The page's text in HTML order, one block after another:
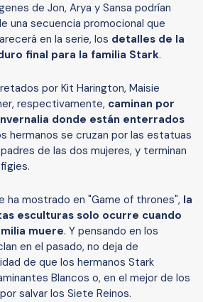
de Jon, Arya y Sansa podrían
una secuencia promocional que
en la serie, los detalles de la
final para la familia Stark.
por Kit Harington, Maisie
respectivamente, caminan por
donde están enterrados
hermanos se cruzan por las estatuas
de las dos mujeres, y terminan
ha mostrado en "Game of thrones", la
esculturas solo ocurre cuando
muere. Y pensando en los
en el pasado, no deja de
de que los hermanos Stark
Blancos o, en el mejor de los
salvar los Siete Reinos.